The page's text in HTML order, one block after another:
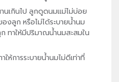
านเกินไป ลูกดูดนมแม่ไม่บ่อย
งลูก หรือไม่ได้ระบายน้ำนม
ทาให้มีปริมาณน้ำนมสะสมใน
ห้การระบายน้ำนมไม่ดีเท่าที่